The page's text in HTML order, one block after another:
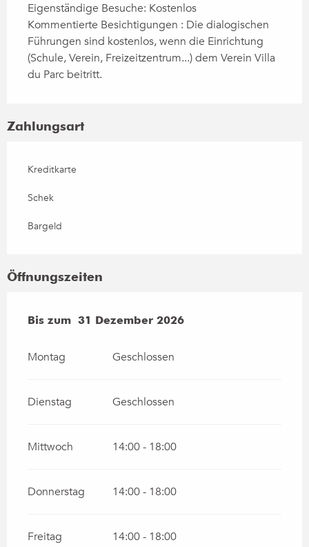
Eigenständige Besuche: Kostenlos
Kommentierte Besichtigungen : Die dialogischen
Führungen sind kostenlos, wenn die Einrichtung
(Schule, Verein, Freizeitzentrum...) dem Verein Villa
du Parc beitritt.
Zahlungsart
Kreditkarte
Schek
Bargeld
Öffnungszeiten
vom17 Februar 2026bis zum
Bis zum 31 Dezember 2026
Montag Geschlossen
Dienstag Geschlossen
Mittwoch 14:00 - 18:00
Donnerstag 14:00 - 18:00
Freitag 14:00 - 18:00